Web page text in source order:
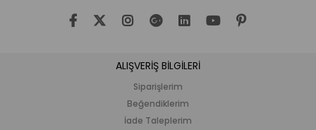
ALIŞVERİŞ BİLGİLERİ
Siparişlerim
Beğendiklerim
İade Taleplerim